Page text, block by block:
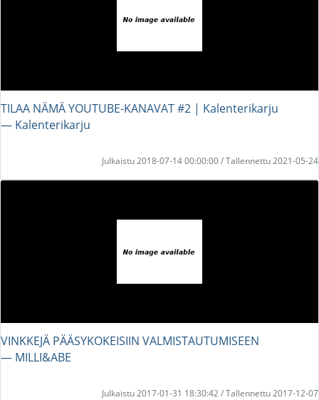
TILAA NÄMÄ YOUTUBE-KANAVAT #2 | Kalenterikarju
― Kalenterikarju
Julkaistu 2018-07-14 00:00:00 / Tallennettu 2021-05-24
VINKKEJÄ PÄÄSYKOKEISIIN VALMISTAUTUMISEEN
― MILLI&ABE
Julkaistu 2017-01-31 18:30:42 / Tallennettu 2017-12-07